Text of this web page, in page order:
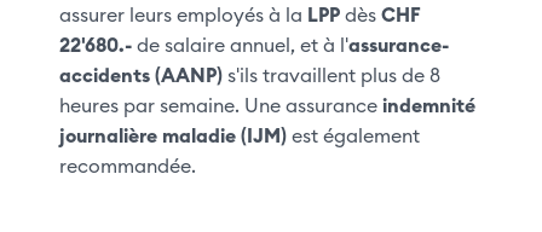
assurer leurs employés à la LPP dèsCHF
22'680.- de salaire annuel, et à l'assurance-
accidents (AANP) s'ils travaillent plus de 8
heures par semaine. Une assuranceindemnité
journalière maladie (IJM) est également
recommandée.